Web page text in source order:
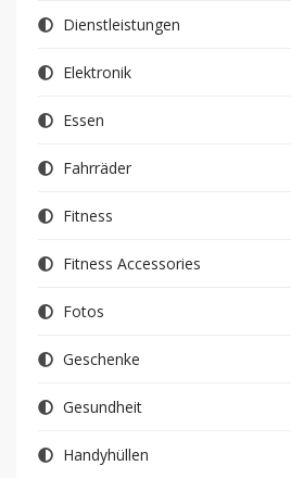
Dienstleistungen
Elektronik
Essen
Fahrräder
Fitness
Fitness Accessories
Fotos
Geschenke
Gesundheit
Handyhüllen